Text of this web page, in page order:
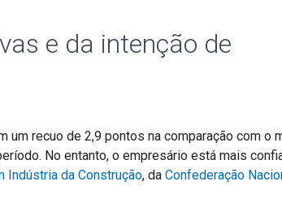
e da intenção de
um recuo de 2,9 pontos na comparação com o
No entanto, o empresário está mais
Indústria da Construção, da Confederação